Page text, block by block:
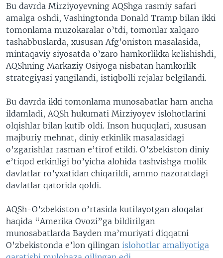
Bu davrda Mirziyoyevning AQShga rasmiy safari
amalga oshdi, Vashingtonda Donald Tramp bilan ikki
tomonlama muzokaralar o’tdi, tomonlar xalqaro
tashabbuslarda, xususan Afg’oniston masalasida,
mintaqaviy siyosatda o’zaro hamkorlikka kelishishdi,
AQShning Markaziy Osiyoga nisbatan hamkorlik
strategiyasi yangilandi, istiqbolli rejalar belgilandi.
Bu davrda ikki tomonlama munosabatlar ham ancha
ildamladi, AQSh hukumati Mirziyoyev islohotlarini
olqishlar bilan kutib oldi. Inson huquqlari, xususan
majburiy mehnat, diniy erkinlik masalasidagi
o’zgarishlar rasman e’tirof etildi. O’zbekiston diniy
e’tiqod erkinligi bo’yicha alohida tashvishga molik
davlatlar ro’yxatidan chiqarildi, ammo nazoratdagi
davlatlar qatorida qoldi.
AQSh-O’zbekiston o’rtasida kutilayotgan aloqalar
haqida “Amerika Ovozi”ga bildirilgan
munosabatlarda Bayden ma’muriyati diqqatni
O’zbekistonda e’lon qilingan islohotlar amaliyotiga